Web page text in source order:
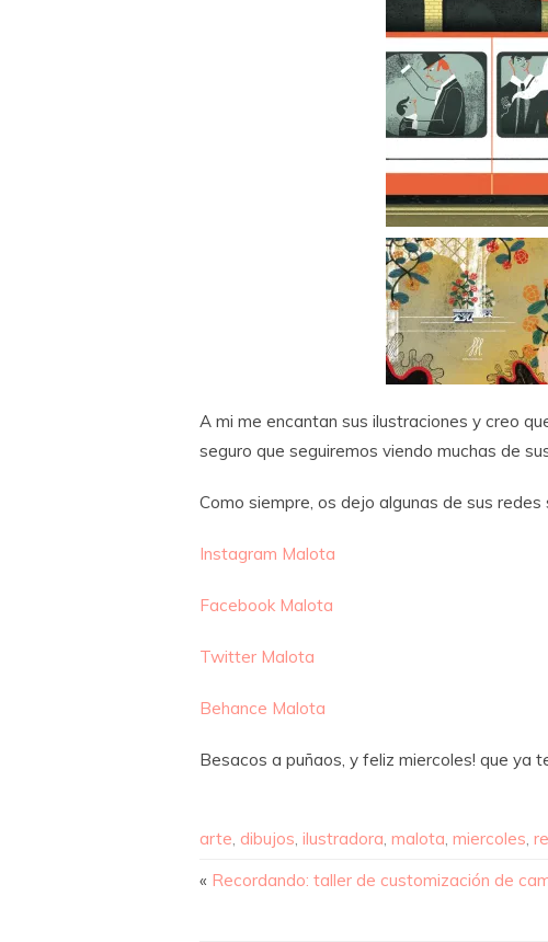
A mi me encantan sus ilustraciones y creo
seguro que seguiremos viendo muchas de
Como siempre, os dejo algunas de sus
Instagram Malota
Facebook Malota
Twitter Malota
Behance Malota
Besacos a puñaos, y feliz miercoles! que ya
arte, dibujos, ilustradora, malota, miercoles,
« Recordando: taller de customización de